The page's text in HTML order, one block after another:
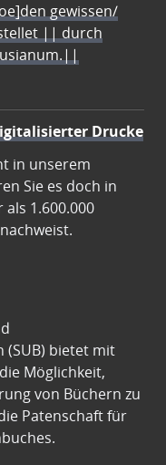
gewissen/
|| durch
Drucke
in unserem
Sie es doch in
1.600.000
bietet mit
Möglichkeit,
von Büchern zu
Patenschaft für